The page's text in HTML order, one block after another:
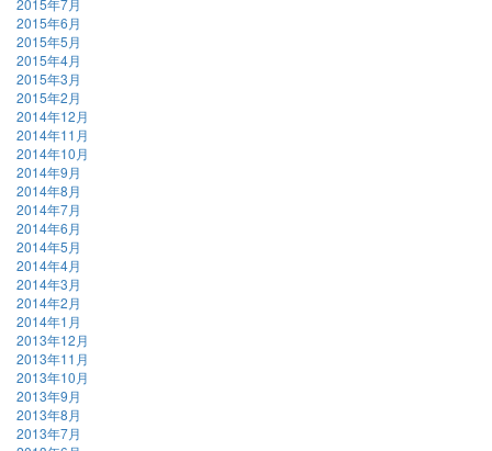
2015年7月
2015年6月
2015年5月
2015年4月
2015年3月
2015年2月
2014年12月
2014年11月
2014年10月
2014年9月
2014年8月
2014年7月
2014年6月
2014年5月
2014年4月
2014年3月
2014年2月
2014年1月
2013年12月
2013年11月
2013年10月
2013年9月
2013年8月
2013年7月